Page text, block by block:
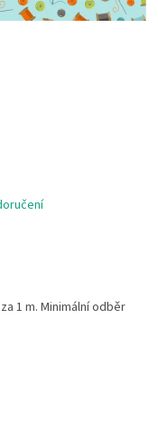
1 m. Minimální odběr